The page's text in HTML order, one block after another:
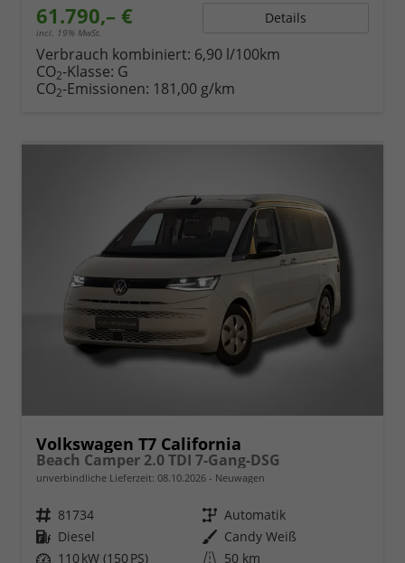
61.790,– €
incl. 19% MwSt.
Details
Verbrauch kombiniert: 6,90 l/100km
CO2-Klasse: G
CO2-Emissionen: 181,00 g/km
Volkswagen T7 California
Beach Camper 2.0 TDI 7-Gang-DSG
unverbindliche Lieferzeit: 08.10.2026 Neuwagen
Fahrzeugnr. 81734 Getriebe Automatik
Kraftstoff Diesel Außenfarbe Candy Weiß
Leistung 110 kW (150 PS) Kilometerstand 50 km